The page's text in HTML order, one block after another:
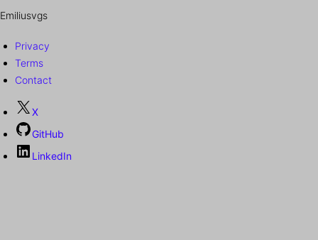
Emiliusvgs
Privacy
Terms
Contact
X
GitHub
LinkedIn